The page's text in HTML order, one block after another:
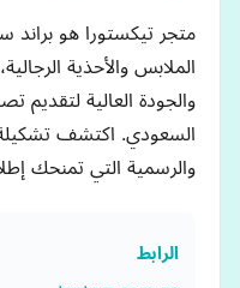
متجر تيكستورا هو
الملابس والأحذية
والجودة العالية لتقديم
السعودي. اكتشف تشكيلة
والرسمية التي تمنحك
الرابط